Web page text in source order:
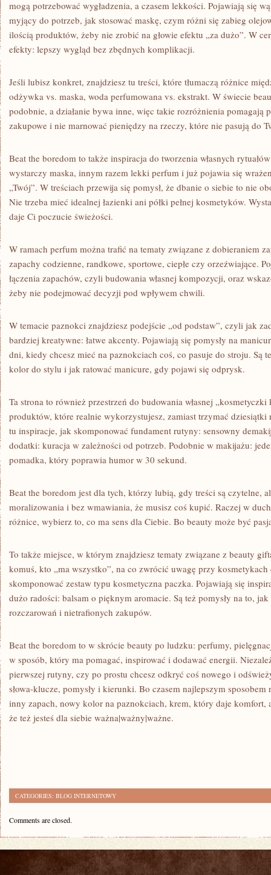
mogą potrzebować wygładzenia, a czasem lekkości. Pojawiają się
myjący do potrzeb, jak stosować maskę, czym różni się zabieg
ilością produktów, żeby nie zrobić na głowie efektu „za dużo”. W
efekty: lepszy wygląd bez zbędnych komplikacji.
Jeśli lubisz konkret, znajdziesz tu treści, które tłumaczą różnice
odżywka vs. maska, woda perfumowana vs. ekstrakt. W świecie
podobnie, a działanie bywa inne, więc takie rozróżnienia pomagają
zakupowe i nie marnować pieniędzy na rzeczy, które nie pasują do
Beat the boredom to także inspiracja do tworzenia własnych
wystarczy maska, innym razem lekki perfum i już pojawia się
„Twój”. W treściach przewija się pomysł, że dbanie o siebie to nie
Nie trzeba mieć idealnej łazienki ani półki pełnej kosmetyków.
daje Ci poczucie świeżości.
W ramach perfum można trafić na tematy związane z dobieraniem
zapachy codzienne, randkowe, sportowe, ciepłe czy orzeźwiające.
łączenia zapachów, czyli budowania własnej kompozycji, oraz
żeby nie podejmować decyzji pod wpływem chwili.
W temacie paznokci znajdziesz podejście „od podstaw”, czyli jak
bardziej kreatywne: łatwe akcenty. Pojawiają się pomysły na
dni, kiedy chcesz mieć na paznokciach coś, co pasuje do stroju. Są
kolor do stylu i jak ratować manicure, gdy pojawi się odprysk.
Ta strona to również przestrzeń do budowania własnej „kosmetyczki
produktów, które realnie wykorzystujesz, zamiast trzymać dziesiątki
tu inspiracje, jak skomponować fundament rutyny: sensowny
dodatki: kuracja w zależności od potrzeb. Podobnie w makijażu:
pomadka, który poprawia humor w 30 sekund.
Beat the boredom jest dla tych, którzy lubią, gdy treści są czytelne,
moralizowania i bez wmawiania, że musisz coś kupić. Raczej w
różnice, wybierz to, co ma sens dla Ciebie. Bo beauty może być
To także miejsce, w którym znajdziesz tematy związane z beauty
komuś, kto „ma wszystko”, na co zwrócić uwagę przy
skomponować zestaw typu kosmetyczna paczka. Pojawiają się
dużo radości: balsam o pięknym aromacie. Są też pomysły na to,
rozczarowań i nietrafionych zakupów.
Beat the boredom to w skrócie beauty po ludzku: perfumy,
w sposób, który ma pomagać, inspirować i dodawać energii.
pierwszej rutyny, czy po prostu chcesz odkryć coś nowego i
słowa-klucze, pomysły i kierunki. Bo czasem najlepszym sposobem
inny zapach, nowy kolor na paznokciach, krem, który daje komfort,
że też jesteś dla siebie ważna|ważny|ważne.
CATEGORIES: BLOG INTERNETOWY
Comments are closed.